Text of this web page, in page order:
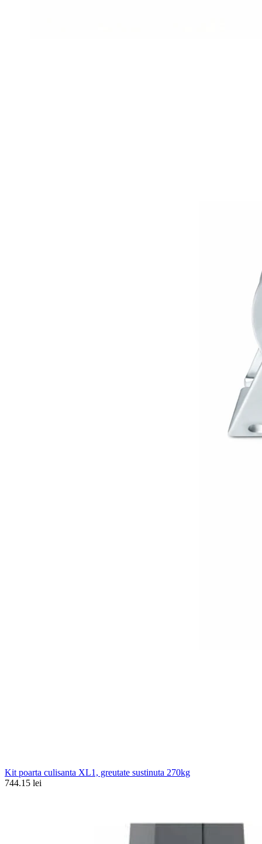
Kit poarta culisanta XL1, greutate sustinuta 270kg
744.15 lei